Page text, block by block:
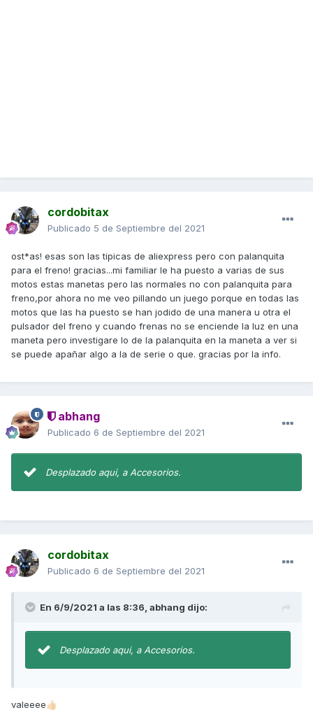
cordobitax
Publicado 5 de Septiembre del 2021
ost*as! esas son las tipicas de aliexpress pero con palanquita
para el freno! gracias...mi familiar le ha puesto a varias de sus
motos estas manetas pero las normales no con palanquita para
freno,por ahora no me veo pillando un juego porque en todas las
motos que las ha puesto se han jodido de una manera u otra el
pulsador del freno y cuando frenas no se enciende la luz en una
maneta pero investigare lo de la palanquita en la maneta a ver si
se puede apañar algo a la de serie o que. gracias por la info.
abhang
Publicado 6 de Septiembre del 2021
Desplazado aqui, a Accesorios.
cordobitax
Publicado 6 de Septiembre del 2021
En 6/9/2021 a las 8:36, abhang dijo:
Desplazado aqui, a Accesorios.
valeeee👍🏻